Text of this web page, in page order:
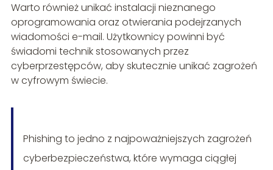
Warto również unikać instalacji nieznanego
oprogramowania oraz otwierania podejrzanych
wiadomości e-mail. Użytkownicy powinni być
świadomi technik stosowanych przez
cyberprzestępców, aby skutecznie unikać zagrożeń
w cyfrowym świecie.
Phishing to jedno z najpoważniejszych zagrożeń
cyberbezpieczeństwa, które wymaga ciągłej